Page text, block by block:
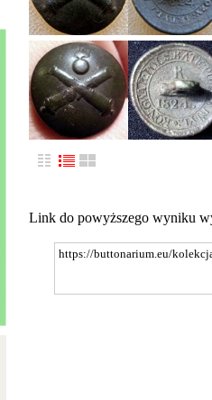
Link do powyższego wyniku